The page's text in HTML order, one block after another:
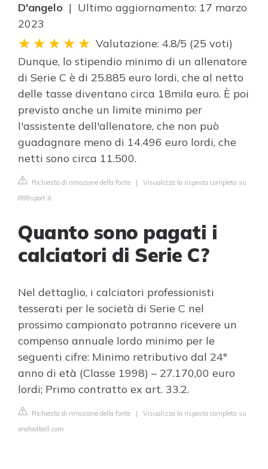
D'angelo | Ultimo aggiornamento: 17 marzo
2023
Valutazione: 4.8/5 (25 voti)
Dunque, lo stipendio minimo di un allenatore
di Serie C è di 25.885 euro lordi, che al netto
delle tasse diventano circa 18mila euro. È poi
previsto anche un limite minimo per
l'assistente dell'allenatore, che non può
guadagnare meno di 14.496 euro lordi, che
netti sono circa 11.500.
Richiesta di rimozione della fonte | Visualizza la risposta completa su
888sport.it
Quanto sono pagati i
calciatori di Serie C?
Nel dettaglio, i calciatori professionisti
tesserati per le società di Serie C nel
prossimo campionato potranno ricevere un
compenso annuale lordo minimo per le
seguenti cifre: Minimo retributivo dal 24°
anno di età (Classe 1998) – 27.170,00 euro
lordi; Primo contratto ex art. 33.2.
Richiesta di rimozione della fonte | Visualizza la risposta completa su
onefootball.com